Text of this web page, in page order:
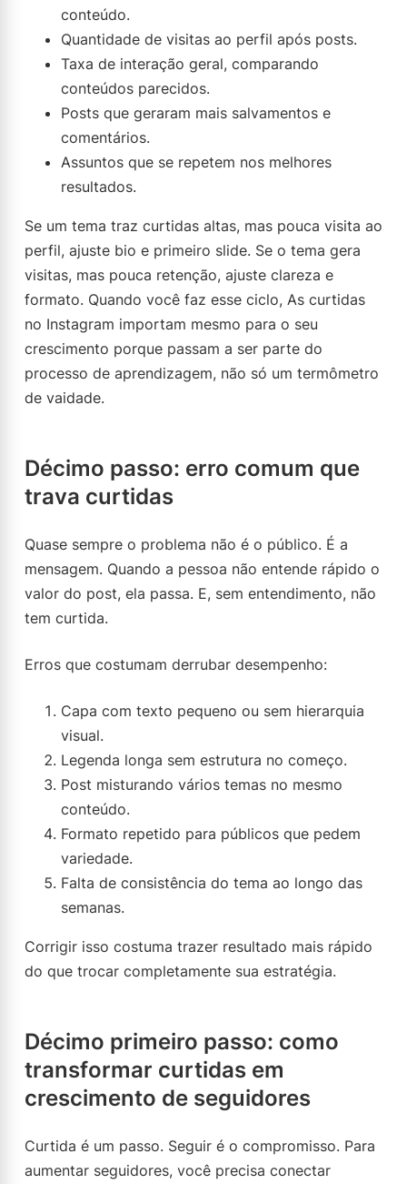
conteúdo.
Quantidade de visitas ao perfil após posts.
Taxa de interação geral, comparando
conteúdos parecidos.
Posts que geraram mais salvamentos e
comentários.
Assuntos que se repetem nos melhores
resultados.
Se um tema traz curtidas altas, mas pouca visita ao
perfil, ajuste bio e primeiro slide. Se o tema gera
visitas, mas pouca retenção, ajuste clareza e
formato. Quando você faz esse ciclo, As curtidas
no Instagram importam mesmo para o seu
crescimento porque passam a ser parte do
processo de aprendizagem, não só um termômetro
de vaidade.
Décimo passo: erro comum que
trava curtidas
Quase sempre o problema não é o público. É a
mensagem. Quando a pessoa não entende rápido o
valor do post, ela passa. E, sem entendimento, não
tem curtida.
Erros que costumam derrubar desempenho:
Capa com texto pequeno ou sem hierarquia
visual.
Legenda longa sem estrutura no começo.
Post misturando vários temas no mesmo
conteúdo.
Formato repetido para públicos que pedem
variedade.
Falta de consistência do tema ao longo das
semanas.
Corrigir isso costuma trazer resultado mais rápido
do que trocar completamente sua estratégia.
Décimo primeiro passo: como
transformar curtidas em
crescimento de seguidores
Curtida é um passo. Seguir é o compromisso. Para
aumentar seguidores, você precisa conectar